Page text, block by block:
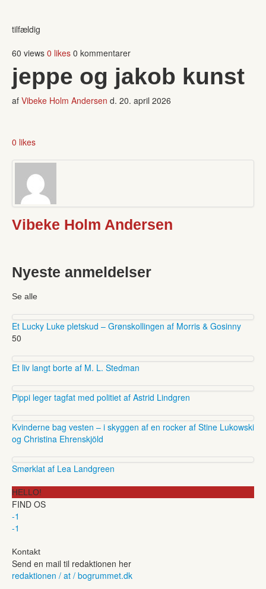
tilfældig
60 views 0 likes 0 kommentarer
jeppe og jakob kunst
af Vibeke Holm Andersen d. 20. april 2026
0 likes
Vibeke Holm Andersen
Nyeste anmeldelser
Se alle
Et Lucky Luke pletskud – Grønskollingen af Morris & Gosinny
50
Et liv langt borte af M. L. Stedman
Pippi leger tagfat med politiet af Astrid Lindgren
Kvinderne bag vesten – i skyggen af en rocker af Stine Lukowski
og Christina Ehrenskjöld
Smørklat af Lea Landgreen
HELLO!
FIND OS
-1
-1
Kontakt
Send en mail til redaktionen her
redaktionen / at / bogrummet.dk